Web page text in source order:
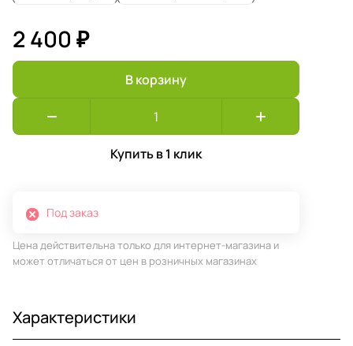
2 400 ₽
В корзину
Купить в 1 клик
Под заказ
Цена действительна только для интернет-магазина и
может отличаться от цен в розничных магазинах
Характеристики